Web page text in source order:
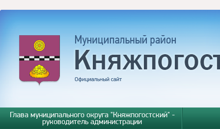
Глава муниципального округа "Княжпогостский" -
руководитель администрации